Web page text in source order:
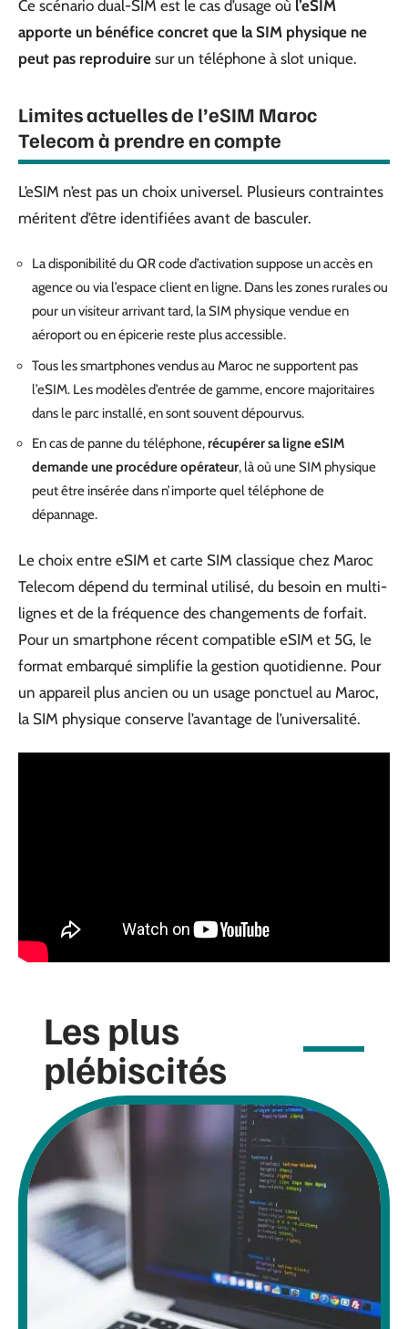
Ce scénario dual-SIM est le cas d’usage où l’eSIM
apporte un bénéfice concret que la SIM physique ne
peut pas reproduire sur un téléphone à slot unique.
Limites actuelles de l’eSIM Maroc
Telecom à prendre en compte
L’eSIM n’est pas un choix universel. Plusieurs contraintes
méritent d’être identifiées avant de basculer.
La disponibilité du QR code d’activation suppose un accès en
agence ou via l’espace client en ligne. Dans les zones rurales ou
pour un visiteur arrivant tard, la SIM physique vendue en
aéroport ou en épicerie reste plus accessible.
Tous les smartphones vendus au Maroc ne supportent pas
l’eSIM. Les modèles d’entrée de gamme, encore majoritaires
dans le parc installé, en sont souvent dépourvus.
En cas de panne du téléphone,récupérer sa ligne eSIM
demande une procédure opérateur, là où une SIM physique
peut être insérée dans n’importe quel téléphone de
dépannage.
Le choix entre eSIM et carte SIM classique chez Maroc
Telecom dépend du terminal utilisé, du besoin en multi-
lignes et de la fréquence des changements de forfait.
Pour un smartphone récent compatible eSIM et 5G, le
format embarqué simplifie la gestion quotidienne. Pour
un appareil plus ancien ou un usage ponctuel au Maroc,
la SIM physique conserve l’avantage de l’universalité.
Les plus
plébiscités